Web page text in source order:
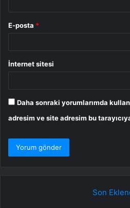
E-posta *
İnternet sitesi
Daha sonraki yorumlarımda
adresim ve site adresim bu
Son